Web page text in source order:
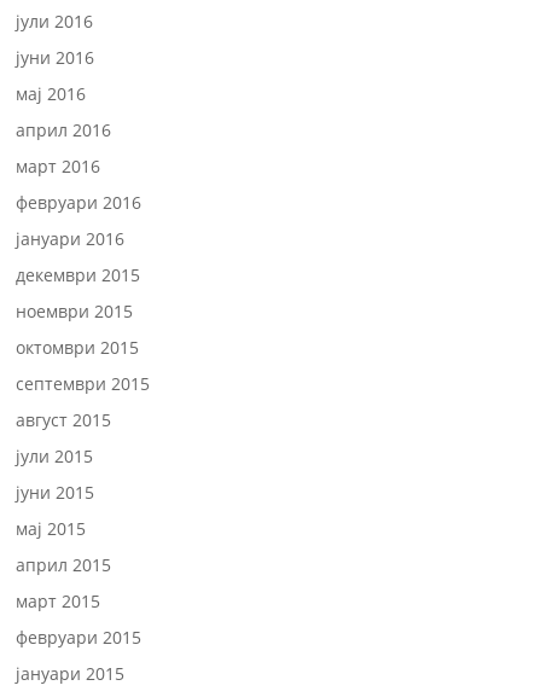
јули 2016
јуни 2016
мај 2016
април 2016
март 2016
февруари 2016
јануари 2016
декември 2015
ноември 2015
октомври 2015
септември 2015
август 2015
јули 2015
јуни 2015
мај 2015
април 2015
март 2015
февруари 2015
јануари 2015